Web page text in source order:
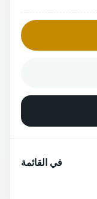
في القائمة